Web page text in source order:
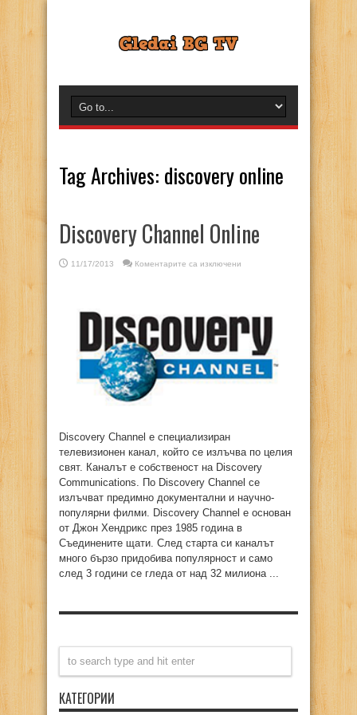
Tag Archives: discovery online
Discovery Channel Online
11/17/2013 Коментарите са изключени
Discovery Channel е специализиран
телевизионен канал, който се излъчва по целия
свят. Каналът е собственост на Discovery
Communications. По Discovery Channel се
излъчват предимно документални и научно-
популярни филми. Discovery Channel е основан
от Джон Хендрикс през 1985 година в
Съединените щати. След старта си каналът
много бързо придобива популярност и само
след 3 години се гледа от над 32 милиона ...
КАТЕГОРИИ